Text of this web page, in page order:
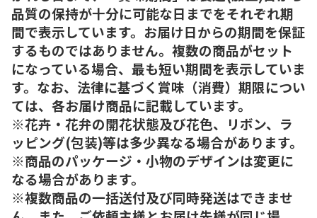
品質の保持が十分に可能な日までをそれぞれ期
間で表示しています。お届け日からの期間を保証
するものではありません。複数の商品がセット
になっている場合、最も短い期間を表示していま
す。なお、法律に基づく賞味（消費）期限につい
ては、各お届け商品に記載しています。
※花卉・花弁の開花状態及び花色、リボン、ラ
ッピング(包装)等は多少異なる場合があります。
※商品のパッケージ・小物のデザインは変更に
なる場合があります。
※複数商品の一括送付及び同時発送はできませ